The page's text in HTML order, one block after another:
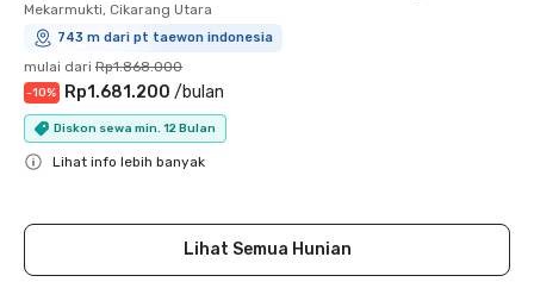
Mekarmukti, Cikarang Utara
743 m dari pt taewon indonesia
mulai dari Rp1.868.000
-10% Rp1.681.200 /bulan
Diskon sewa min. 12 Bulan
Lihat info lebih banyak
Lihat Semua Hunian